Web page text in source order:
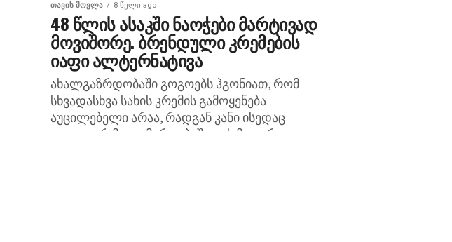
ᲗᲐᲕᲘᲡ ᲛᲝᲕᲚᲐ 8 წელი ago
48 წლის ასაკში ნაოჭები მარტივად
მოვიშორე. ბრენდული კრემების
იაფი ალტერნატივა
ახალგაზრდობაში გოგოებს ჰგონიათ, რომ
სხვადასხვა სახის კრემის გამოყენება
აუცილებელი არაა, რადგან კანი ისედაც
იდეალურ მდგომარეობაშია. ეს მცდარი